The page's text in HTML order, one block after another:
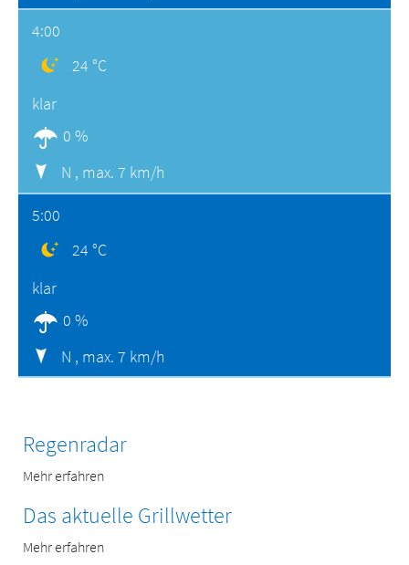
4:00
24 °C
klar
0 %
N , max. 7 km/h
5:00
24 °C
klar
0 %
N , max. 7 km/h
Regenradar
Mehr erfahren
Das aktuelle Grillwetter
Mehr erfahren